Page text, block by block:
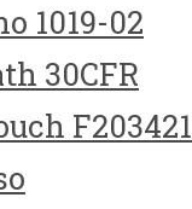
1019-02
30CFR